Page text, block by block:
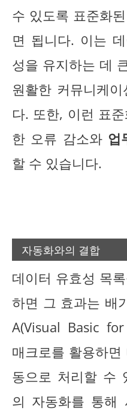
수 있도록 표준화
면 됩니다. 이는
성을 유지하는 데
원활한 커뮤니케
다. 또한, 이런 표
한 오류 감소와 업
할 수 있습니다.
자동화와의 결합
데이터 유효성 목
하면 그 효과는 배
A(Visual Basic
매크로를 활용하
동으로 처리할 수
의 자동화를 통해